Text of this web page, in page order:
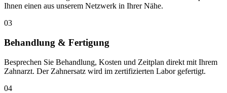
Ihnen einen aus unserem Netzwerk in Ihrer Nähe.
03
Behandlung & Fertigung
Besprechen Sie Behandlung, Kosten und Zeitplan direkt mit Ihrem
Zahnarzt. Der Zahnersatz wird im zertifizierten Labor gefertigt.
04